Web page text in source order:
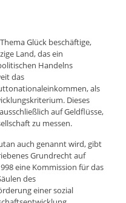
Glück beschäftige,
Land, das ein
Handelns
das
als
Dieses
auf Geldflüsse,
zu messen.
auch genannt wird, gibt
Grundrecht auf
eine Kommission für das
des
einer sozial